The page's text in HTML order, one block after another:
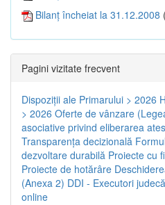
Bilanţ încheiat la 31.12.2008
Pagini vizitate frecvent
Dispoziţii ale Primarului > 2026
> 2026 Oferte de vânzare
asociative privind eliberarea
Transparenţa decizională
dezvoltare durabilă Proiecte cu
Proiecte de hotărâre
(Anexa 2) DDI - Executori
online